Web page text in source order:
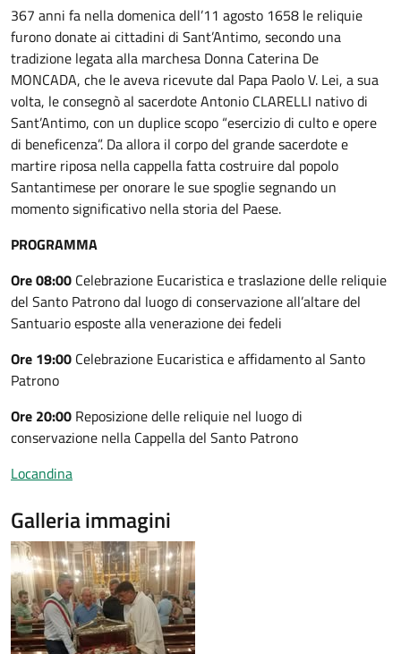
367 anni fa nella domenica dell’11 agosto 1658 le reliquie
furono donate ai cittadini di Sant’Antimo, secondo una
tradizione legata alla marchesa Donna Caterina De
MONCADA, che le aveva ricevute dal Papa Paolo V. Lei, a sua
volta, le consegnò al sacerdote Antonio CLARELLI nativo di
Sant’Antimo, con un duplice scopo “esercizio di culto e opere
di beneficenza”. Da allora il corpo del grande sacerdote e
martire riposa nella cappella fatta costruire dal popolo
Santantimese per onorare le sue spoglie segnando un
momento significativo nella storia del Paese.
PROGRAMMA
Ore 08:00 Celebrazione Eucaristica e traslazione delle reliquie
del Santo Patrono dal luogo di conservazione all’altare del
Santuario esposte alla venerazione dei fedeli
Ore 19:00 Celebrazione Eucaristica e affidamento al Santo
Patrono
Ore 20:00 Reposizione delle reliquie nel luogo di
conservazione nella Cappella del Santo Patrono
Locandina
Galleria immagini